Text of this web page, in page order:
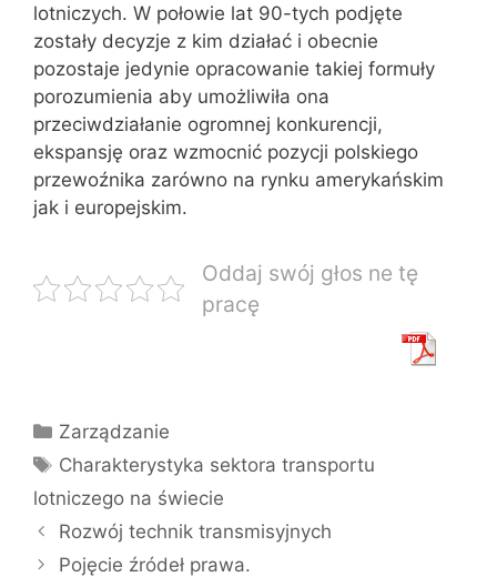
lotniczych. W połowie lat 90-tych podjęte
zostały decyzje z kim działać i obecnie
pozostaje jedynie opracowanie takiej formuły
porozumienia aby umożliwiła ona
przeciwdziałanie ogromnej konkurencji,
ekspansję oraz wzmocnić pozycji polskiego
przewoźnika zarówno na rynku amerykańskim
jak i europejskim.
Oddaj swój głos ne tę
pracę
Kategorie
Zarządzanie
Tagi
Charakterystyka sektora transportu
lotniczego na świecie
Rozwój technik transmisyjnych
Pojęcie źródeł prawa.